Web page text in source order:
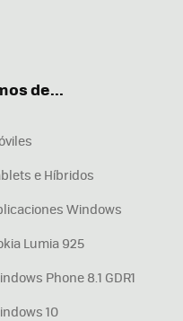
de...
e Híbridos
Windows
Lumia 925
Phone 8.1 GDR1
10